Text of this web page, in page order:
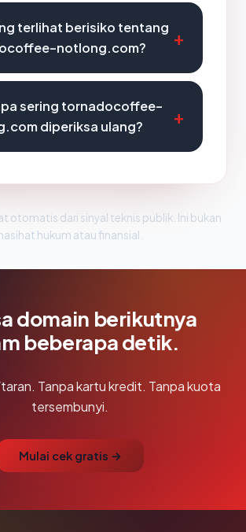
terlihat berisiko tentang
notlong.com?
sering tornadocoffee-
diperiksa ulang?
otomatis dari sinyal teknis publik. Ini bukan
hukum atau finansial.
domain berikutnya
beberapa detik.
Tanpa kartu kredit. Tanpa kuota
tersembunyi.
Mulai cek gratis →